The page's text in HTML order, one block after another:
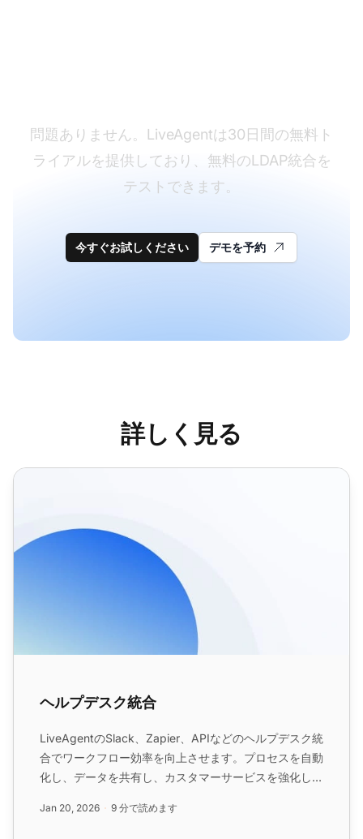
問題ありません。LiveAgentは30日間の無料ト
ライアルを提供しており、無料のLDAP統合を
テストできます。
今すぐお試しください デモを予約
詳しく見る
ヘルプデスク統合
ヘルプデスク統合
LiveAgentのSlack、Zapier、APIなどのヘルプデスク統
合でワークフロー効率を向上させます。プロセスを自動
化し、データを共有し、カスタマーサービスを強化しま
ル。...
Jan 20, 2026 9 分で読めます